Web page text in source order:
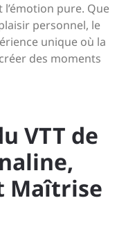
l’émotion pure. Que
personnel, le
unique où la
des moments
VTT de
Maîtrise